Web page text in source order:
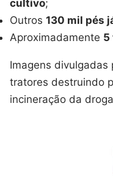
cultivo;
Outros 130 mil pés
Aproximadamente 5
Imagens divulgadas
tratores destruindo
incineração da